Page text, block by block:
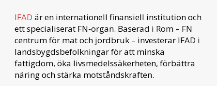
IFAD är en internationell finansiell institution och
ett specialiserat FN-organ. Baserad i Rom – FN
centrum för mat och jordbruk – investerar IFAD i
landsbygdsbefolkningar för att minska
fattigdom, öka livsmedelssäkerheten, förbättra
näring och stärka motståndskraften.